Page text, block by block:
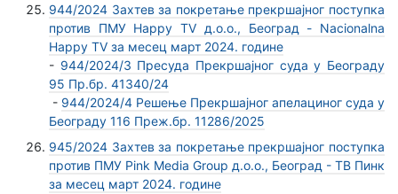
944/2024 Захтев за покретање прекршајног поступка
против ПМУ Happy TV д.о.о., Београд - Nacionalna
Happy TV за месец март 2024. године
- 944/2024/3 Пресуда Прекршајног суда у Београду
95 Пр.бр. 41340/24
- 944/2024/4 Решење Прекршајног апелациног суда у
Београду 116 Преж.бр. 11286/2025
945/2024 Захтев за покретање прекршајног поступка
против ПМУ Pink Media Group д.о.о., Београд - ТВ Пинк
за месец март 2024. године